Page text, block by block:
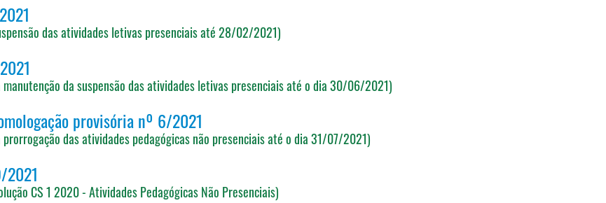
das atividades letivas presenciais até 28/02/2021)
da suspensão das atividades letivas presenciais até o dia 30/06/2021)
provisória nº 6/2021
das atividades pedagógicas não presenciais até o dia 31/07/2021)
2021
CS 1 2020 - Atividades Pedagógicas Não Presenciais)